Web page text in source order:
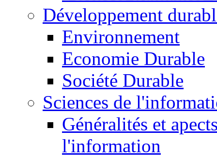
Développement
Environnement
Economie Durable
Société Durable
Sciences de
Généralités et
l'information